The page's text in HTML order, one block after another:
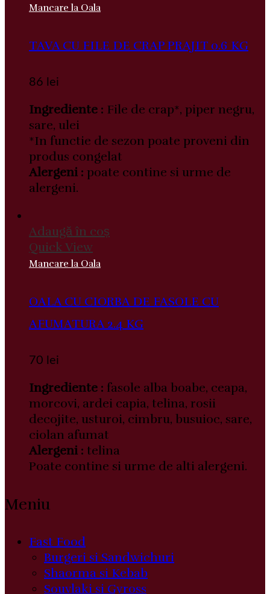
Mancare la Oala
TAVA CU FILE DE CRAP PRAJIT 0.6 KG
86 lei
Ingrediente : File de crap*, piper negru,
sare, ulei
*In functie de sezon poate proveni din
produs congelat
Alergeni : poate contine si urme de
alergeni.
Adaugă în coș
Quick View
Mancare la Oala
OALA CU CIORBA DE FASOLE CU
AFUMATURA 2.4 KG
70 lei
Ingrediente : fasole alba boabe, ceapa,
morcovi, ardei capia, telina, rosii
decojite, usturoi, cimbru, busuioc, sare,
ciolan afumat
Alergeni : telina
Poate contine si urme de alti alergeni.
Meniu
Fast Food
Burgeri si Sandwichuri
Shaorma si Kebab
Souvlaki si Gyross